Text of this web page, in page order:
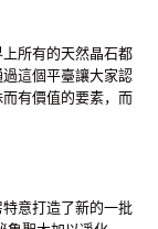
所有的天然晶石都
這個平臺讓大家認
有價值的要素，而
意打造了新的一批